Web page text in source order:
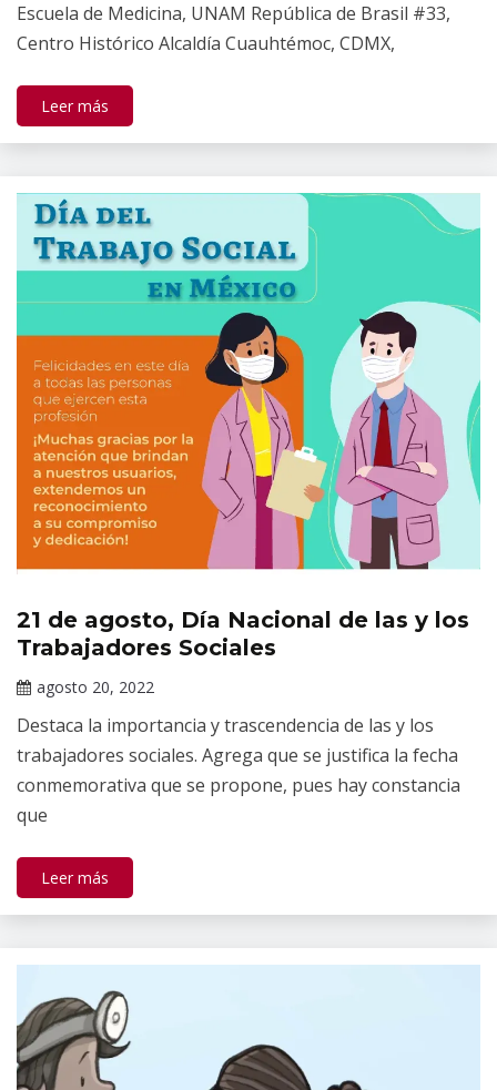
Escuela de Medicina, UNAM República de Brasil #33,
Centro Histórico Alcaldía Cuauhtémoc, CDMX,
Leer más
Efemérides
de Salud
21 de agosto, Día Nacional de las y los
Trabajadores Sociales
agosto 20, 2022
Ramírez
Destaca la importancia y trascendencia de las y los
trabajadores sociales. Agrega que se justifica la fecha
conmemorativa que se propone, pues hay constancia
que
Leer más